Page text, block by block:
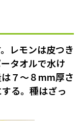
レモンは皮つき
タオルで水け
７〜８mm厚さ
する。種はざっ